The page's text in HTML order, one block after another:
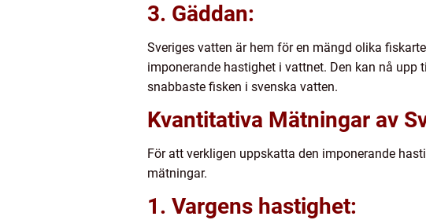
3. Gäddan:
Sveriges vatten är hem för en mängd olika
imponerande hastighet i vattnet. Den kan nå upp
snabbaste fisken i svenska vatten.
Kvantitativa Mätningar av
För att verkligen uppskatta den imponerande
mätningar.
1. Vargens hastighet: